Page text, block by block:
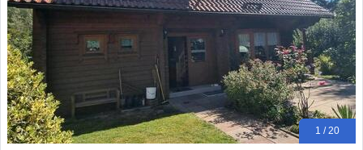
1 / 20